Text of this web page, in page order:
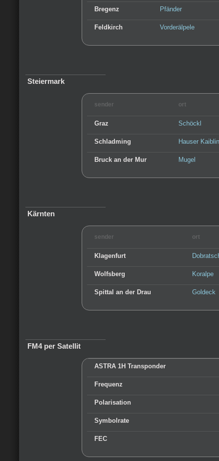
Bregenz Pfänder
Feldkirch Vorderälpele
Steiermark
sender ort
Graz Schöckl
Schladming Hauser
Bruck an der Mur Mugel
Kärnten
sender ort
Klagenfurt
Wolfsberg Koralpe
Spittal an der Drau Goldeck
FM4 per Satellit
ASTRA 1H Transponder
Frequenz
Polarisation
Symbolrate
FEC